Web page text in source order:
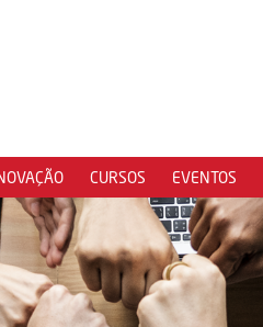
CURSOS EVENTOS